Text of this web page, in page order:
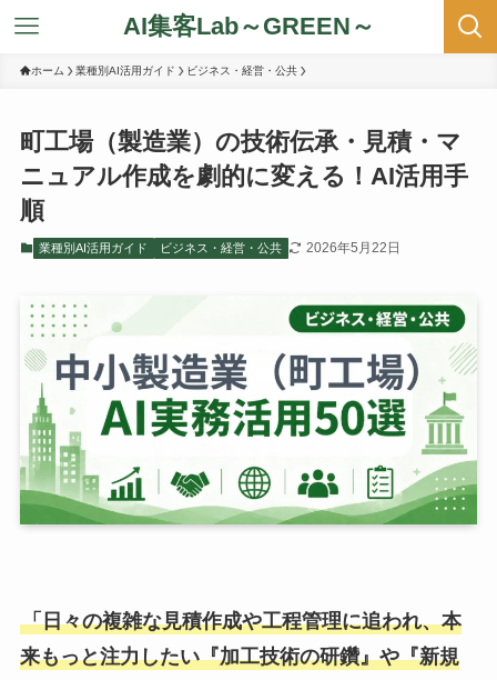
AI集客Lab～GREEN～
ホーム 業種別AI活用ガイド ビジネス・経営・公共
町工場（製造業）の技術伝承・見積・マ
ニュアル作成を劇的に変える！AI活用手
順
業種別AI活用ガイド ビジネス・経営・公共 2026年5月22日
「日々の複雑な見積作成や工程管理に追われ、本
来もっと注力したい『加工技術の研鑽』や『新規